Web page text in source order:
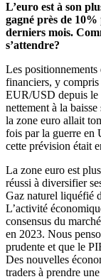
L’euro est à son
gagné près de
derniers mois.
s’attendre?
Les positionnements
financiers, y compris
EUR/USD depuis le
nettement à la
la zone euro allait
fois par la guerre en
cette prévision était
La zone euro est
réussi à diversifier
Gaz naturel liquéfié
L’activité
consensus du
en 2023. Nous
prudente et que le
Des nouvelles
traders à prendre